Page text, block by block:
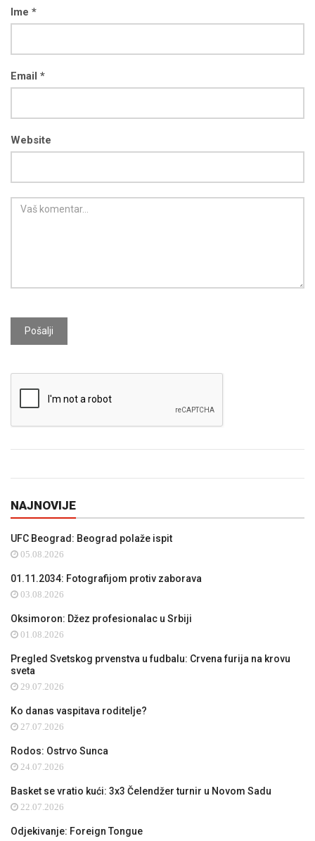
Ime *
Email *
Website
Pošalji
NAJNOVIJE
UFC Beograd: Beograd polaže ispit
05.08.2026
01.11.2034: Fotografijom protiv zaborava
03.08.2026
Oksimoron: Džez profesionalac u Srbiji
01.08.2026
Pregled Svetskog prvenstva u fudbalu: Crvena furija na krovu
sveta
29.07.2026
Ko danas vaspitava roditelje?
27.07.2026
Rodos: Ostrvo Sunca
24.07.2026
Basket se vratio kući: 3x3 Čelendžer turnir u Novom Sadu
22.07.2026
Odjekivanje: Foreign Tongue